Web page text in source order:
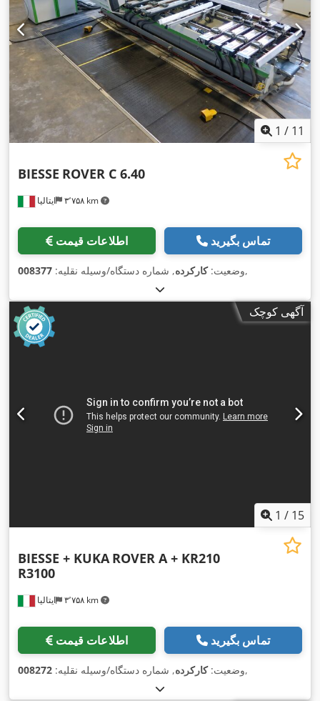
1 / 11
ایتالیا ۳٬۷۵۸ km
BIESSE ROVER C 6.40
اطلاعات قیمت تماس بگیرید
وضعیت:کارکرده, شماره دستگاه/وسیله نقلیه: 008377 ,
آگهی کوچک
1 / 15
ایتالیا ۳٬۷۵۸ km
BIESSE + KUKA ROVER A + KR210
R3100
اطلاعات قیمت تماس بگیرید
وضعیت:کارکرده, شماره دستگاه/وسیله نقلیه: 008272 ,